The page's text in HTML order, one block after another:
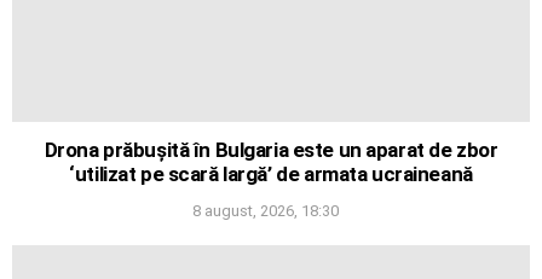
Drona prăbușită în Bulgaria este un aparat de zbor
‘utilizat pe scară largă’ de armata ucraineană
8 august, 2026, 18:30